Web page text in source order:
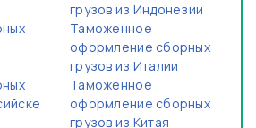
грузов из Индонезии
Таможенное
оформление сборных
грузов из Италии
Таможенное
оформление сборных
грузов из Китая